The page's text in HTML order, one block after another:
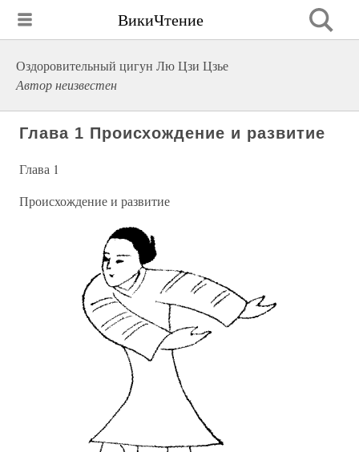
ВикиЧтение
Оздоровительный цигун Лю Цзи Цзье
Автор неизвестен
Глава 1 Происхождение и развитие
Глава 1
Происхождение и развитие